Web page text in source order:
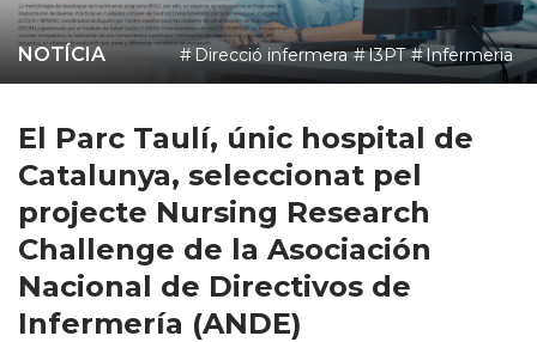
El Parc Taulí, únic hospital de
Catalunya, seleccionat pel
projecte Nursing Research
Challenge de la Asociación
Nacional de Directivos de
Infermería (ANDE)
Direcció infermera I3PT Infermeria
NOTÍCIA